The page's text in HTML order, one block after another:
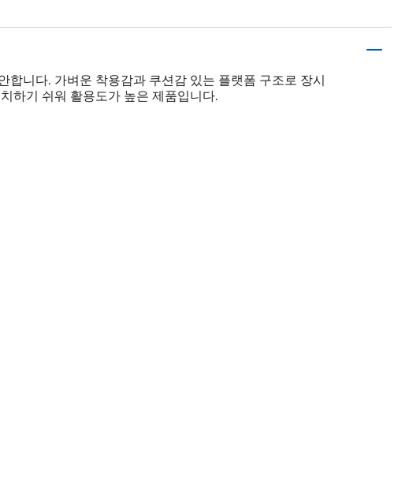
니다. 가벼운 착용감과 쿠션감 있는 플랫폼 구조로 장시
하기 쉬워 활용도가 높은 제품입니다.